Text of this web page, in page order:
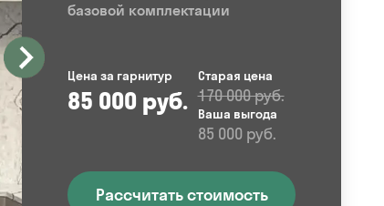
базовой комплектации
Цена за гарнитур
85 000 руб.
Старая цена
170 000 руб.
Ваша выгода
85 000 руб.
Рассчитать стоимость